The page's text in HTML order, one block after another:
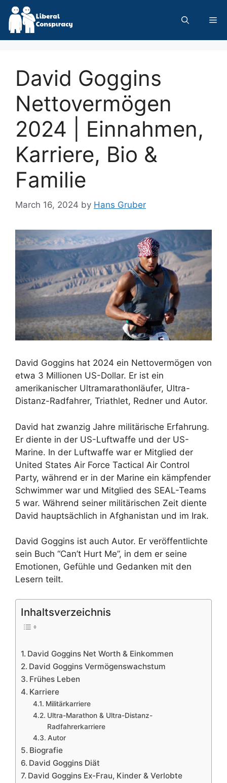
Skip
content
David Goggins
Nettovermögen
2024 | Einnahmen,
Karriere, Bio &
Familie
March 16, 2024 by Hans Gruber
David Goggins hat 2024 ein Nettovermögen von
etwa 3 Millionen US-Dollar. Er ist ein
amerikanischer Ultramarathonläufer, Ultra-
Distanz-Radfahrer, Triathlet, Redner und Autor.
David hat zwanzig Jahre militärische Erfahrung.
Er diente in der US-Luftwaffe und der US-
Marine. In der Luftwaffe war er Mitglied der
United States Air Force Tactical Air Control
Party, während er in der Marine ein kämpfender
Schwimmer war und Mitglied des SEAL-Teams
5 war. Während seiner militärischen Zeit diente
David hauptsächlich in Afghanistan und im Irak.
David Goggins ist auch Autor. Er veröffentlichte
sein Buch “Can’t Hurt Me”, in dem er seine
Emotionen, Gefühle und Gedanken mit den
Lesern teilt.
Inhaltsverzeichnis
David Goggins Net Worth & Einkommen
David Goggins Vermögenswachstum
Frühes Leben
Karriere
Militärkarriere
Ultra-Marathon & Ultra-Distanz-
Radfahrerkarriere
Autor
Biografie
David Goggins Diät
David Goggins Ex-Frau, Kinder & Verlobte